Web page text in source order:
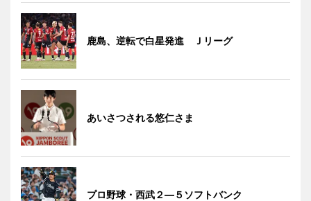
鹿島、逆転で白星発進 Ｊリーグ
あいさつされる悠仁さま
プロ野球・西武２―５ソフトバンク